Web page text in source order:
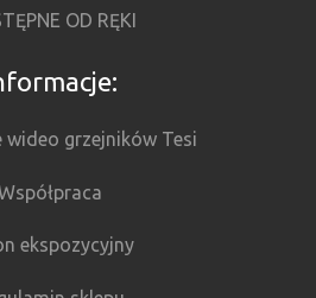
OD RĘKI
wideo grzejników Tesi
ekspozycyjny